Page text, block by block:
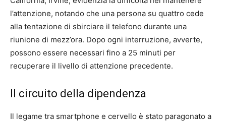
l’attenzione, notando che una persona su quattro cede
alla tentazione di sbirciare il telefono durante una
riunione di mezz’ora. Dopo ogni interruzione, avverte,
possono essere necessari fino a 25 minuti per
recuperare il livello di attenzione precedente.
Il circuito della dipendenza
Il legame tra smartphone e cervello è stato paragonato a